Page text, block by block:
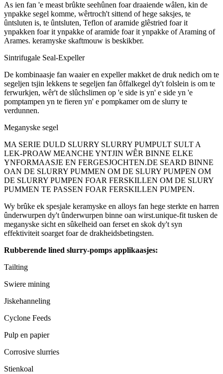
As ien fan 'e meast brûkte seehûnen foar draaiende wâlen, kin de
ynpakke segel komme, wêrtroch't sittend of hege saksjes, te
ûntsluten is, te ûntsluten, Teflon of aramide glêstried foar it
ynpakken foar it ynpakke of aramide foar it ynpakke of Araming of
Arames. keramyske skaftmouw is beskikber.
Sintrifugale Seal-Expeller
De kombinaasje fan waaier en expeller makket de druk nedich om te
segeljen tsjin lekkens te segeljen fan ôffalkegel dy't folslein is om te
ferwurkjen, wêr't de slûchslimen op 'e side is yn' e side yn 'e
pomptampen yn te fieren yn' e pompkamer om de slurry te
verdunnen.
Meganyske segel
MA SERIE DULD SLURRY SLURRY PUMPULT SULT A
LEK-PROAW MEANCHE YNTJIN WÊR BINNE ELKE
YNFORMAASJE EN FERGESJOCHTEN.DE SEARD BINNE
OAN DE SLURRY PUMMEN OM DE SLURY PUMPEN OM
DE SLURRY PUMPEN FOAR FERSKILLEN OM DE SLURY
PUMMEN TE PASSEN FOAR FERSKILLEN PUMPEN.
Wy brûke ek spesjale keramyske en alloys fan hege sterkte en harren
ûnderwurpen dy't ûnderwurpen binne oan wirst.unique-fit tusken de
meganyske sicht en sûkelheid oan ferset en skok dy't syn
effektiviteit soarget foar de drakheidsbetingsten.
Rubberende lined slurry-pomps applikaasjes:
Tailting
Swiere mining
Jiskehanneling
Cyclone Feeds
Pulp en papier
Corrosive slurries
Stienkoal